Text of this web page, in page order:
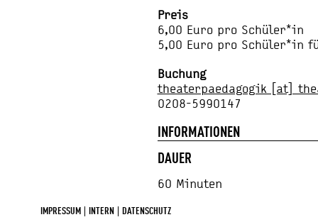
Preis
6,00 Euro pro Schüler*in
5,00 Euro pro Schüler*in
Buchung
theaterpaedagogik [​at​]
0208-5990147
INFORMATIONEN
DAUER
60 Minuten
IMPRESSUM INTERN DATENSCHUTZ